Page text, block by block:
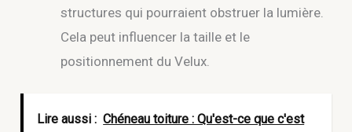
structures qui pourraient obstruer la lumière.
Cela peut influencer la taille et le
positionnement du Velux.
Lire aussi : Chéneau toiture : Qu'est-ce que c'est